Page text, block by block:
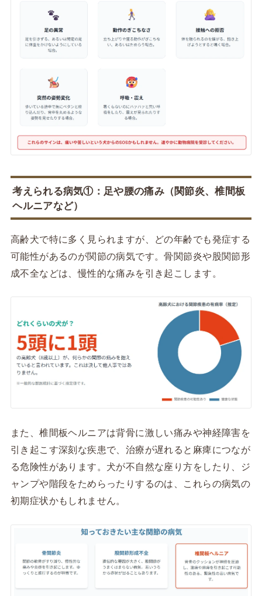
考えられる病気①：足や腰の痛み（関節炎、椎間板
ヘルニアなど）
高齢犬で特に多く見られますが、どの年齢でも発症する
可能性があるのが関節の病気です。骨関節炎や股関節形
成不全などは、慢性的な痛みを引き起こします。
また、椎間板ヘルニアは背骨に激しい痛みや神経障害を
引き起こす深刻な疾患で、治療が遅れると麻痺につなが
る危険性があります。犬が不自然な座り方をしたり、ジ
ャンプや階段をためらったりするのは、これらの病気の
初期症状かもしれません。